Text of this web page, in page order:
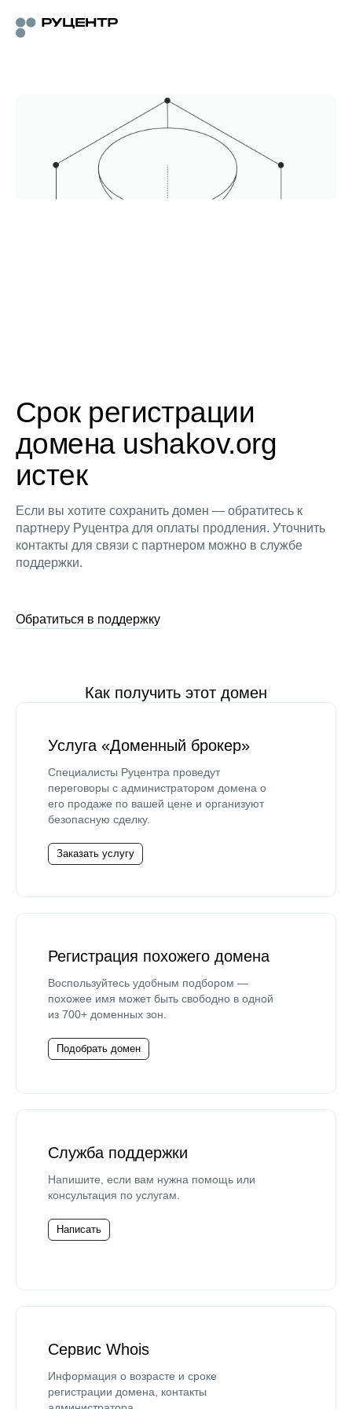
Срок регистрации
домена ushakov.org
истек
Если вы хотите сохранить домен — обратитесь к
партнеру Руцентра для оплаты продления. Уточнить
контакты для связи с партнером можно в службе
поддержки.
Обратиться в поддержку
Как получить этот домен
Услуга «Доменный брокер»
Специалисты Руцентра проведут
переговоры с администратором домена о
его продаже по вашей цене и организуют
безопасную сделку.
Заказать услугу
Регистрация похожего домена
Воспользуйтесь удобным подбором —
похожее имя может быть свободно в одной
из 700+ доменных зон.
Подобрать домен
Служба поддержки
Напишите, если вам нужна помощь или
консультация по услугам.
Написать
Сервис Whois
Информация о возрасте и сроке
регистрации домена, контакты